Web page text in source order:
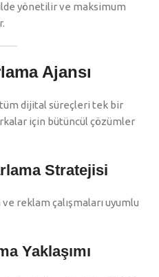
yönetilir ve maksimum
Ajansı
dijital süreçleri tek bir
için bütüncül çözümler
Stratejisi
reklam çalışmaları uyumlu
Yaklaşımı